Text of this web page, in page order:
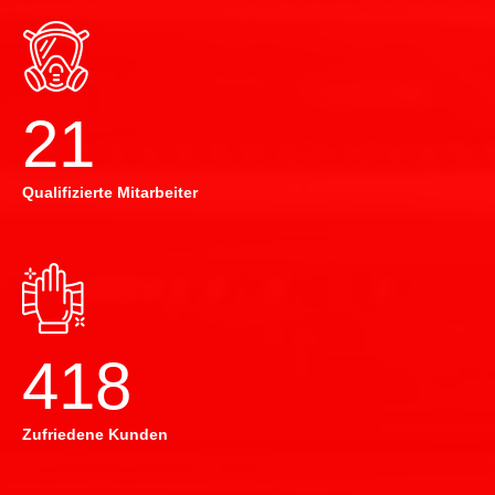
22
Qualifizierte Mitarbeiter
420
Zufriedene Kunden